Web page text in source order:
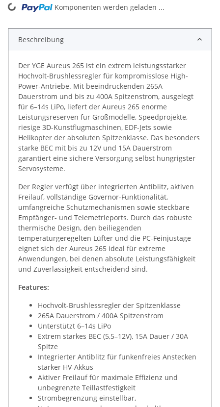
Komponenten werden geladen ...
Beschreibung
Der YGE Aureus 265 ist ein extrem leistungsstarker
Hochvolt-Brushlessregler für kompromisslose High-
Power-Antriebe. Mit beeindruckenden 265A
Dauerstrom und bis zu 400A Spitzenstrom, ausgelegt
für 6–14s LiPo, liefert der Aureus 265 enorme
Leistungsreserven für Großmodelle, Speedprojekte,
riesige 3D-Kunstflugmaschinen, EDF-Jets sowie
Helikopter der absoluten Spitzenklasse. Das besonders
starke BEC mit bis zu 12V und 15A Dauerstrom
garantiert eine sichere Versorgung selbst hungrigster
Servosysteme.
Der Regler verfügt über integrierten Antiblitz, aktiven
Freilauf, vollständige Governor-Funktionalität,
umfangreiche Schutzmechanismen sowie steckbare
Empfänger- und Telemetrieports. Durch das robuste
thermische Design, den beiliegenden
temperaturgeregelten Lüfter und die PC-Feinjustage
eignet sich der Aureus 265 ideal für extreme
Anwendungen, bei denen absolute Leistungsfähigkeit
und Zuverlässigkeit entscheidend sind.
Features:
Hochvolt-Brushlessregler der Spitzenklasse
265A Dauerstrom / 400A Spitzenstrom
Unterstützt 6–14s LiPo
Extrem starkes BEC (5,5–12V), 15A Dauer / 30A
Spitze
Integrierter Antiblitz für funkenfreies Anstecken
starker HV-Akkus
Aktiver Freilauf für maximale Effizienz und
unbegrenzte Teillastfestigkeit
Strombegrenzung einstellbar,